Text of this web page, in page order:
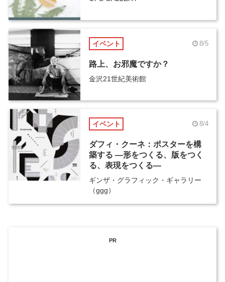
イベント 8/5
路上、お邪魔ですか？
金沢21世紀美術館
イベント 8/4
ダフィ・クーネ：ポスターを構
築する ―形をつくる、版をつく
る、表現をつくる―
ギンザ・グラフィック・ギャラリー
（ggg）
PR